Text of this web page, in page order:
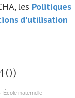
les Politiques
d'utilisation
École maternelle